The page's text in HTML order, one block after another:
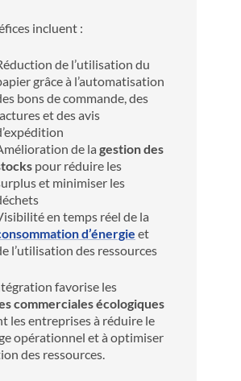
incluent :
de l’utilisation du
grâce à l’automatisation
bons de commande, des
et des avis
de la gestion des
pour réduire les
et minimiser les
en temps réel de la
d’énergie et
l’utilisation des ressources
favorise les
commerciales écologiques
les entreprises à réduire le
opérationnel et à optimiser
des ressources.